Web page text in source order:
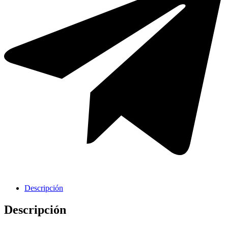
Griferia Acero Inoxidable
Descripción
Descripción